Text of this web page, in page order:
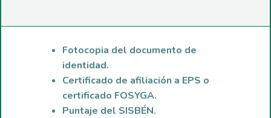
Fotocopia del documento de
identidad.
Certificado de afiliación a EPS o
certificado FOSYGA.
Puntaje del SISBÉN.